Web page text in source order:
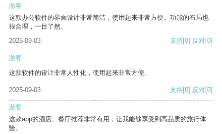
游客
这款办公软件的界面设计非常简洁，使用起来非常方便。功能的布局也
很合理，一目了然。
2025-09-03
支持[0] 反对[0]
游客
这款软件的设计非常人性化，使用起来非常方便。
2025-09-03 支持[0] 反对[0]
游客
这款app的酒店、餐厅推荐非常有用，让我能够享受到高品质的旅行体
验。